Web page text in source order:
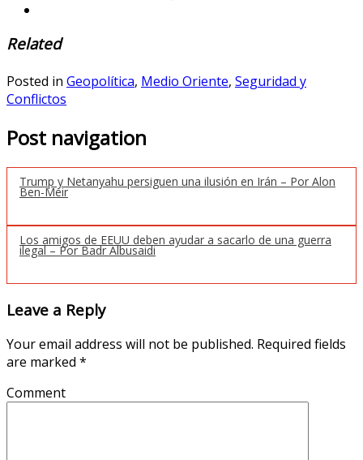
Related
Posted in Geopolítica, Medio Oriente, Seguridad y
Conflictos
Post navigation
Trump y Netanyahu persiguen una ilusión en Irán – Por Alon
Ben-Meir
Los amigos de EEUU deben ayudar a sacarlo de una guerra
ilegal – Por Badr Albusaidi
Leave a Reply
Your email address will not be published. Required fields
are marked *
Comment